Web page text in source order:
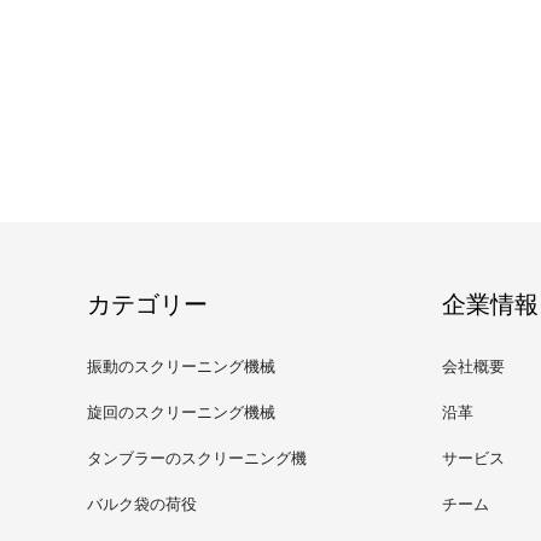
カテゴリー
振動のスクリーニング機械
旋回のスクリーニング機械
タンブラーのスクリーニング機
械
バルク袋の荷役
企業情報
会社概要
沿革
サービス
チーム